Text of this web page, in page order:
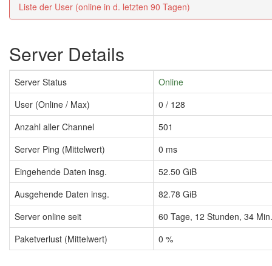
Liste der User (online in d. letzten 90 Tagen)
Server Details
Server Status
Online
User (Online / Max)
0 / 128
Anzahl aller Channel
501
Server Ping (Mittelwert)
0 ms
Eingehende Daten insg.
52.50 GiB
Ausgehende Daten insg.
82.78 GiB
Server online seit
60 Tage, 12 Stunden, 34
Paketverlust (Mittelwert)
0 %